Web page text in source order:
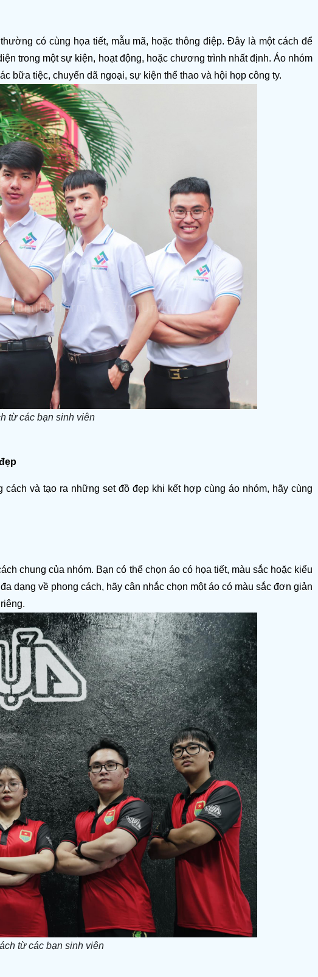
có cùng họa tiết, mẫu mã, hoặc thông điệp. Đây là một cách để
trong một sự kiện, hoạt động, hoặc chương trình nhất định. Áo nhóm
bữa tiệc, chuyến dã ngoại, sự kiện thể thao và hội họp công ty.
từ các bạn sinh viên
và tạo ra những set đồ đẹp khi kết hợp cùng áo nhóm, hãy cùng
chung của nhóm. Bạn có thể chọn áo có họa tiết, màu sắc hoặc kiểu
dạng về phong cách, hãy cân nhắc chọn một áo có màu sắc đơn giản
từ các bạn sinh viên